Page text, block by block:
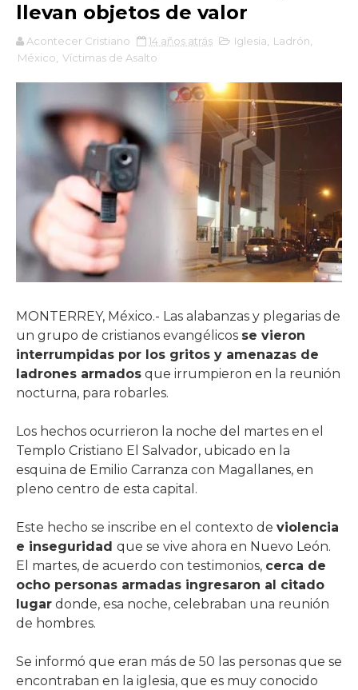
llevan objetos de valor
Acontecer Cristiano 14 años atrás Iglesia Ladrón
México Víctimas de Asalto
MONTERREY, México.- Las alabanzas y plegarias de
un grupo de cristianos evangélicos se vieron
interrumpidas por los gritos y amenazas de
ladrones armados que irrumpieron en la reunión
nocturna, para robarles.
Los hechos ocurrieron la noche del martes en el
Templo Cristiano El Salvador, ubicado en la
esquina de Emilio Carranza con Magallanes, en
pleno centro de esta capital.
Este hecho se inscribe en el contexto de violencia
e inseguridad que se vive ahora en Nuevo León.
El martes, de acuerdo con testimonios, cerca de
ocho personas armadas ingresaron al citado
lugar donde, esa noche, celebraban una reunión
de hombres.
Se informó que eran más de 50 las personas que se
encontraban en la iglesia, que es muy conocido